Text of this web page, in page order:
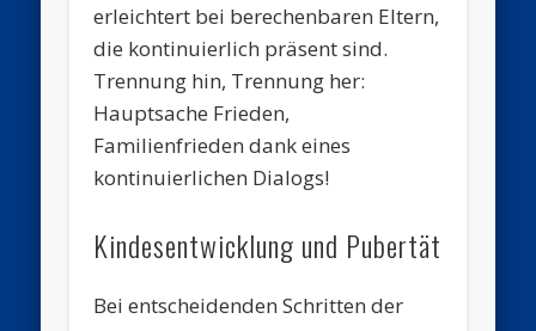
erleichtert bei berechenbaren Eltern,
die kontinuierlich präsent sind.
Trennung hin, Trennung her:
Hauptsache Frieden,
Familienfrieden dank eines
kontinuierlichen Dialogs!
Kindesentwicklung und Pubertät
Bei entscheidenden Schritten der